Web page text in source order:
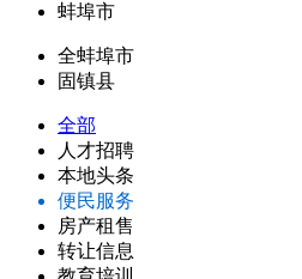
蚌埠市
全蚌埠市
固镇县
全部
人才招聘
本地头条
便民服务
房产租售
转让信息